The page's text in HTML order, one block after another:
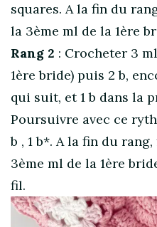
squares. A la fin du
la 3ème ml de la 1ère
Rang 2 : Crocheter 3
1ère bride) puis 2 b,
qui suit, et 1 b dans la
Poursuivre avec ce
b , 1 b*. A la fin du
3ème ml de la 1ère
fil.